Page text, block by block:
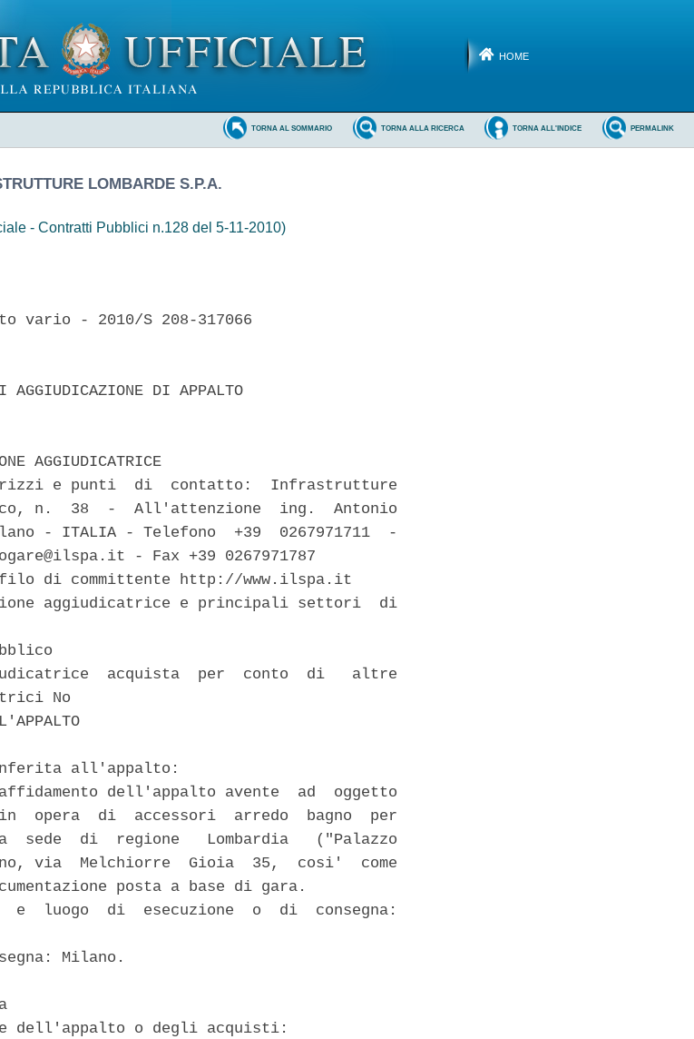
HOME
PERMALINK
TORNA ALL'INDICE
TORNA ALLA RICERCA
TORNA AL SOMMARIO
LOMBARDE S.P.A.
- Contratti Pubblici n.128 del 5-11-2010)
vario - 2010/S 208-317066
AGGIUDICAZIONE DI APPALTO
AGGIUDICATRICE
e punti  di  contatto:  Infrastrutture
n.  38  -  All'attenzione  ing.  Antonio
- ITALIA - Telefono  +39  0267971711  -
- Fax +39 0267971787
di committente http://www.ilspa.it
aggiudicatrice e principali settori  di
acquista  per  conto  di   altre
No
all'appalto:
dell'appalto avente  ad  oggetto
opera  di  accessori  arredo  bagno  per
di  regione   Lombardia   ("Palazzo
via  Melchiorre  Gioia  35,  cosi'  come
posta a base di gara.
e  luogo  di  esecuzione  o  di  consegna:
Milano.
dell'appalto o degli acquisti: